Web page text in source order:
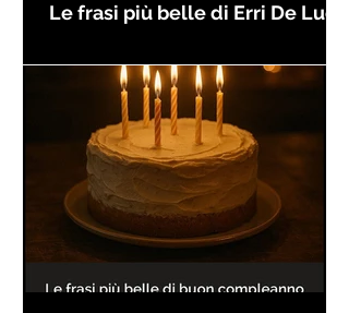
Le frasi più belle di Erri De Luca